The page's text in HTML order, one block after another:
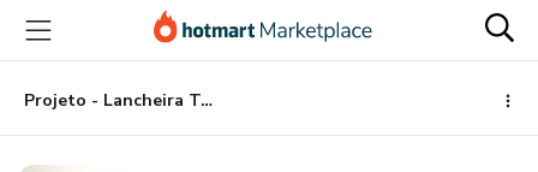
para
conteúdo
principal
para
pagamento
para
rodapé
Projeto - Lancheira Térmica